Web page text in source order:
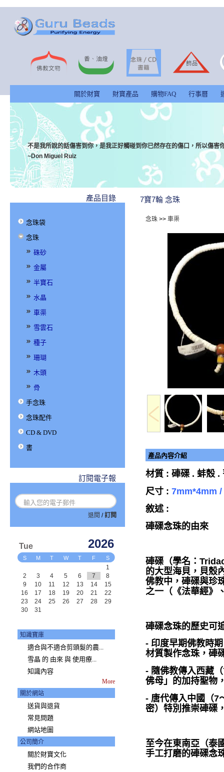
關於財寶 財寶產品 購物FAQ 行事曆
不是我所說的話傷害到你，是我正好觸碰到你已然存在的傷口，所以傷害
~Don Miguel Ruiz
產品目錄
念珠袋
念珠
硃砂
金屬
半寶石
水晶
車渠
雪雲石
種子
珊瑚
木頭
骨
手念珠
念珠配件
CD & DVD
書
訂閱電子報
退閱 /訂閱
Tue 2026
S M T W T F S
1
2
3 4 5 6 7
8
9
10 11 12 13 14
15
16
17 18 19 20 21
22
23
24 25 26 27 28
29
30
31
知識寶庫
適合與不適合剪頭髮的農...
雪晶 的 由來 與 使用療...
知識內容
More
關於網站
送貨與退貨
常見問題
網站地圖
公司簡介
關於財寶文化
我們的合作商
7寶7輪 念珠
念珠>> 車渠
產品內容介紹
材質 : 硨磲 . 蚌殼 .
尺寸 : 7mm*4mm
敘述 :
硨磲念珠的由來
硨磲（學名：
的大型海貝，貝殼
佛教中，硨磲與珍
之一（《法華經》
硨磲念珠的歷史可
- 印度早期佛教時
材質製作念珠，硨
- 隨佛教傳入西藏
佛母」的加持聖物
- 唐代傳入中國（7
密）特別推崇硨磲
至今在東南亞（泰
手工打磨的硨磲念